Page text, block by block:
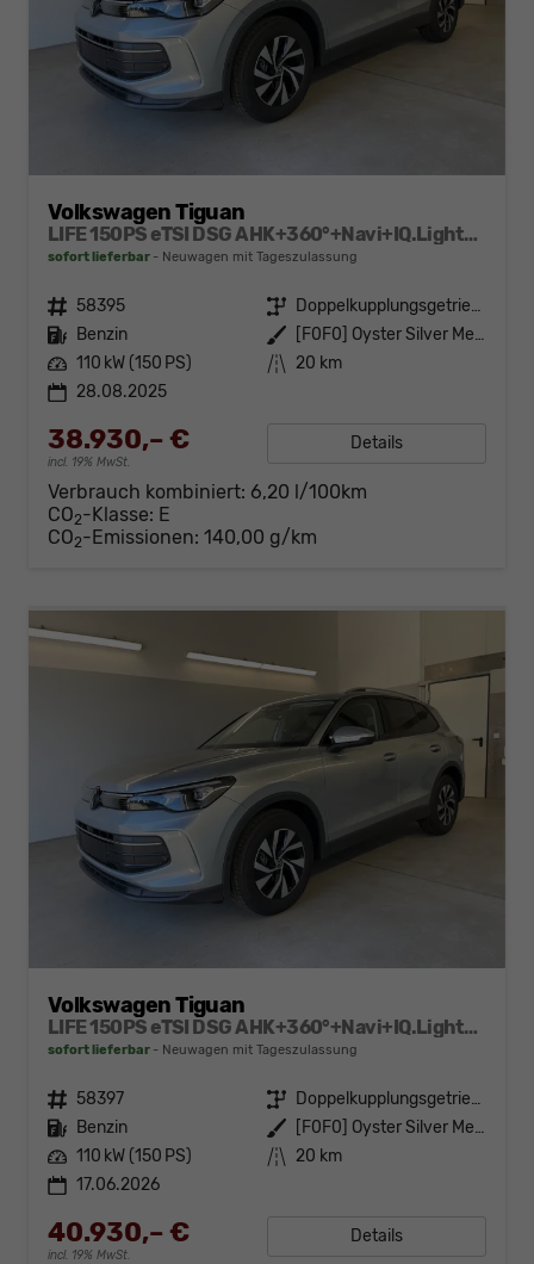
Volkswagen Tiguan
LIFE 150PS eTSI DSG AHK+360°+Navi+IQ.Light+Lenkradheiz+IQ.Drive+ACC+eHeck
sofort lieferbar Neuwagen mit Tageszulassung
Fahrzeugnr. 58395 Getriebe
Doppelkupplungsgetriebe (DSG)
Kraftstoff Benzin Außenfarbe
[F0F0] Oyster Silver Metallic
Leistung 110 kW (150 PS) Kilometerstand 20 km
28.08.2025
38.930,– €
incl. 19% MwSt.
Details
Verbrauch kombiniert: 6,20 l/100km
CO2-Klasse: E
CO2-Emissionen: 140,00 g/km
Volkswagen Tiguan
LIFE 150PS eTSI DSG AHK+360°+Navi+IQ.Light+Lenkradheiz+IQ.Drive+ACC+eHeck
sofort lieferbar Neuwagen mit Tageszulassung
Fahrzeugnr. 58397 Getriebe
Doppelkupplungsgetriebe (DSG)
Kraftstoff Benzin Außenfarbe
[F0F0] Oyster Silver Metallic
Leistung 110 kW (150 PS) Kilometerstand 20 km
17.06.2026
40.930,– €
incl. 19% MwSt.
Details